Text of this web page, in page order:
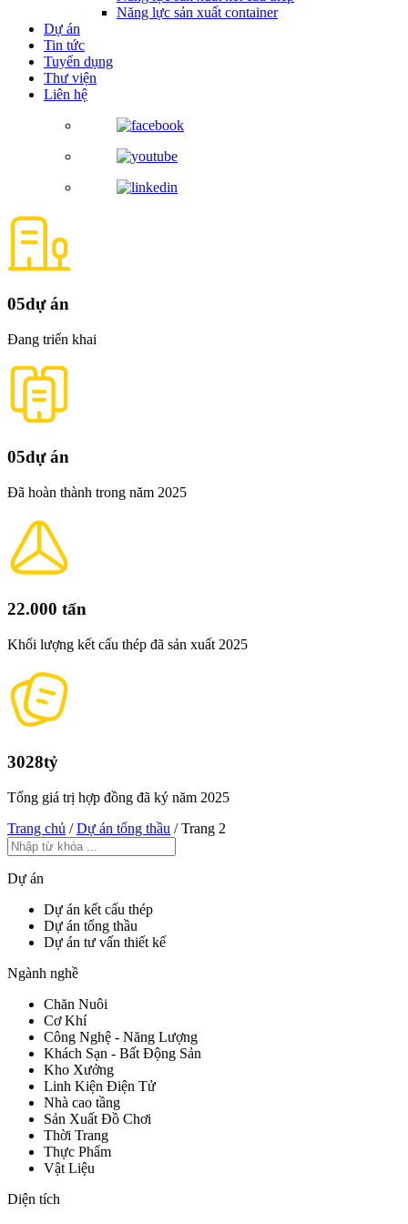
Năng lực sản xuất container
Dự án
Tin tức
Tuyển dụng
Thư viện
Liên hệ
05dự án
Đang triển khai
05dự án
Đã hoàn thành trong năm 2025
22.000 tấn
Khối lượng kết cấu thép đã sản xuất 2025
3028tỷ
Tổng giá trị hợp đồng đã ký năm 2025
Trang chủ /Dự án tổng thầu /Trang 2
Dự án
Dự án kết cấu thép
Dự án tổng thầu
Dự án tư vấn thiết kế
Ngành nghề
Chăn Nuôi
Cơ Khí
Công Nghệ - Năng Lượng
Khách Sạn - Bất Động Sản
Kho Xưởng
Linh Kiện Điện Tử
Nhà cao tầng
Sản Xuất Đồ Chơi
Thời Trang
Thực Phẩm
Vật Liệu
Diện tích